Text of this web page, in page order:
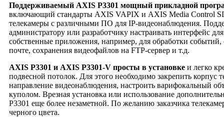
Поддерживаемый AXIS P3301 мощный прикладной
включающий стандарты AXIS VAPIX и AXIS Media Control
телекамеры с различными ПО для IP-видеонаблюдения.
администратору или разработчику настраивать интерфейс
собственные приложения, например, для обработки
почте, сохранения видеофайлов на FTP-сервер и т.д.
AXIS P3301 и AXIS P3301-V просты в установке и легко
подвесной потолок. Для этого необходимо закрепить корпус
направление видеонаблюдения, настроить варифокальный
куполом. Врезная установка или использование
P3301 еще более незаметной. По желанию заказчика
черного цвета.